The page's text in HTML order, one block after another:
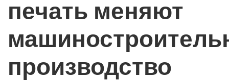
печать меняют
производство